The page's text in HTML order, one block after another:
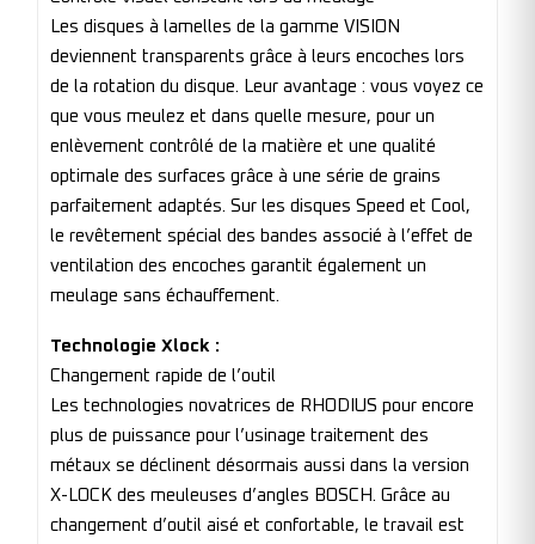
Les disques à lamelles de la gamme VISION
deviennent transparents grâce à leurs encoches lors
de la rotation du disque. Leur avantage : vous voyez ce
que vous meulez et dans quelle mesure, pour un
enlèvement contrôlé de la matière et une qualité
optimale des surfaces grâce à une série de grains
parfaitement adaptés. Sur les disques Speed et Cool,
le revêtement spécial des bandes associé à l’effet de
ventilation des encoches garantit également un
meulage sans échauffement.
Technologie Xlock :
Changement rapide de l’outil
Les technologies novatrices de RHODIUS pour encore
plus de puissance pour l’usinage traitement des
métaux se déclinent désormais aussi dans la version
X-LOCK des meuleuses d’angles BOSCH. Grâce au
changement d’outil aisé et confortable, le travail est